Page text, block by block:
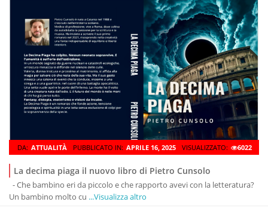
DA: ATTUALITÀ PUBBLICATO IN: APRILE 16, 2025 VISUALIZZATO: 6022
La decima piaga il nuovo libro di Pietro Cunsolo
- Che bambino eri da piccolo e che rapporto avevi con la letteratura?
Un bambino molto cu ...Visualizza altro